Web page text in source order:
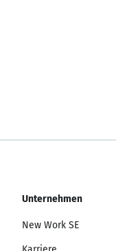
Unternehmen
New Work SE